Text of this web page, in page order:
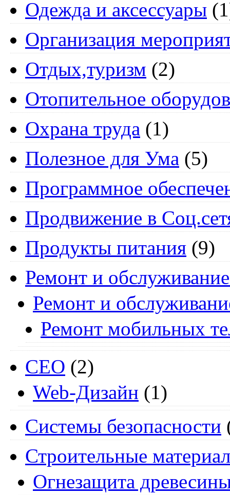
Одежда и аксессуары
Организация
Отдых,туризм (2)
Отопительное
Охрана труда (1)
Полезное для Ума (5)
Программное
Продвижение в
Продукты питания (9)
Ремонт и
Ремонт и
Ремонт мобильных
СЕО (2)
Web-Дизайн (1)
Системы безопасности
Строительные
Огнезащита